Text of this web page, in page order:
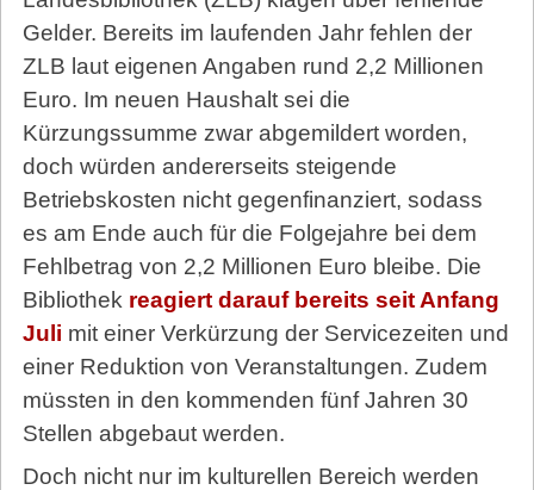
Gelder. Bereits im laufenden Jahr fehlen der
ZLB laut eigenen Angaben rund 2,2 Millionen
Euro. Im neuen Haushalt sei die
Kürzungssumme zwar abgemildert worden,
doch würden andererseits steigende
Betriebskosten nicht gegenfinanziert, sodass
es am Ende auch für die Folgejahre bei dem
Fehlbetrag von 2,2 Millionen Euro bleibe. Die
Bibliothek reagiert darauf bereits seit Anfang
Juli mit einer Verkürzung der Servicezeiten und
einer Reduktion von Veranstaltungen. Zudem
müssten in den kommenden fünf Jahren 30
Stellen abgebaut werden.
Doch nicht nur im kulturellen Bereich werden